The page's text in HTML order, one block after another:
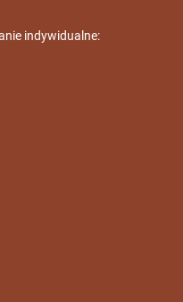
indywidualne: